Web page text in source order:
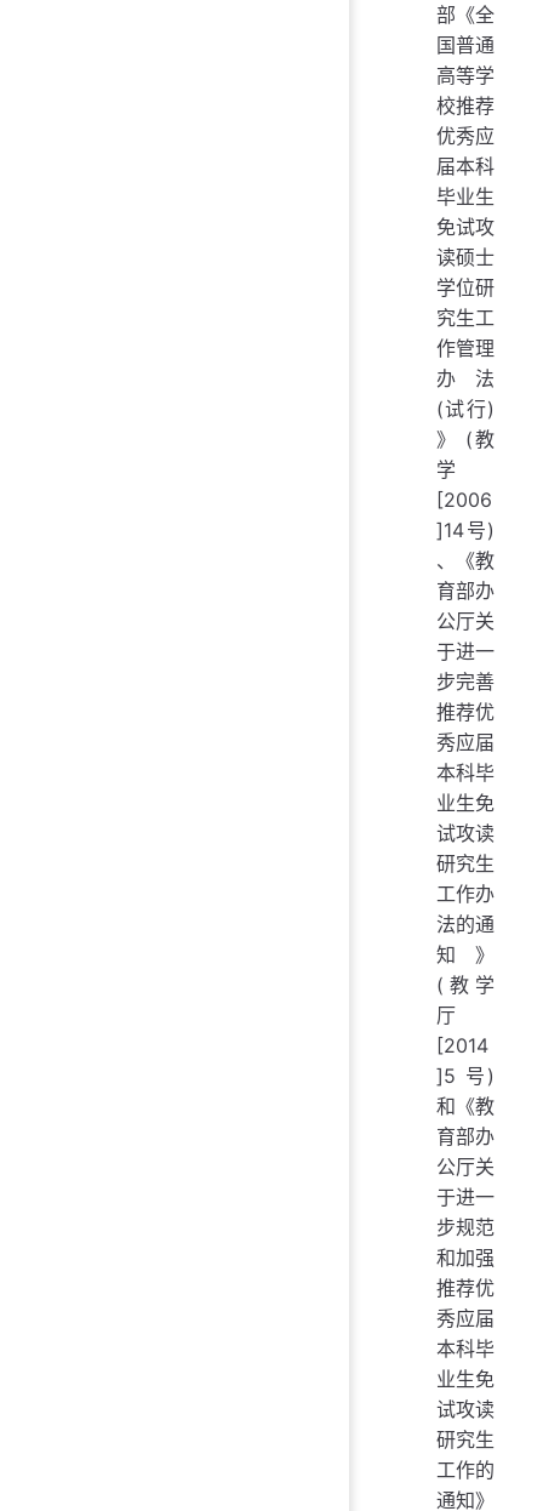
部《全
国普通
高等学
校推荐
优秀应
届本科
毕业生
免试攻
读硕士
学位研
究生工
作管理
办法
(试行)
》 (教
学
[2006
]14号)
、《教
育部办
公厅关
于进一
步完善
推荐优
秀应届
本科毕
业生免
试攻读
研究生
工作办
法的通
知》
(教学
厅
[2014
]5 号)
和《教
育部办
公厅关
于进一
步规范
和加强
推荐优
秀应届
本科毕
业生免
试攻读
研究生
工作的
通知》